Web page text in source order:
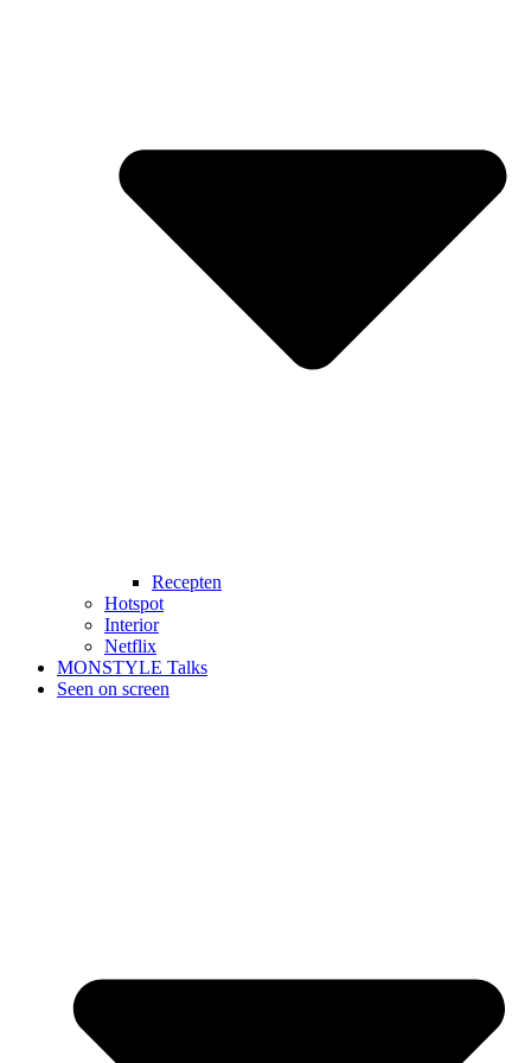
Recepten
Hotspot
Interior
Netflix
MONSTYLE Talks
Seen on screen